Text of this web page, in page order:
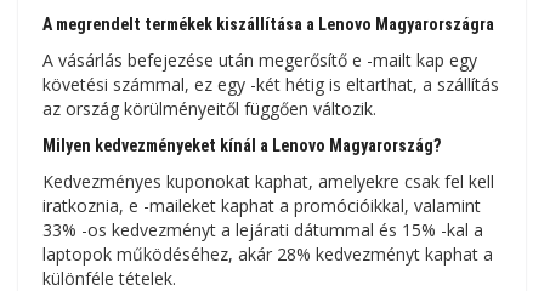
A megrendelt termékek kiszállítása a Lenovo Magyarországra
A vásárlás befejezése után megerősítő e -mailt kap egy
követési számmal, ez egy -két hétig is eltarthat, a szállítás
az ország körülményeitől függően változik.
Milyen kedvezményeket kínál a Lenovo Magyarország?
Kedvezményes kuponokat kaphat, amelyekre csak fel kell
iratkoznia, e -maileket kaphat a promócióikkal, valamint
33% -os kedvezményt a lejárati dátummal és 15% -kal a
laptopok működéséhez, akár 28% kedvezményt kaphat a
különféle tételek.